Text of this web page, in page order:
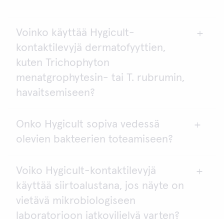
Voinko käyttää Hygicult-
kontaktilevyjä dermatofyyttien,
kuten Trichophyton
menatgrophytesin- tai T. rubrumin,
havaitsemiseen?
Dermatofyytit (Trichophyton, Epidermophyton
voivat aiheuttaa iho-, ihokarva- ja kynsi-infektioita.
ympäristöistä. Normaali terve iho ei kuitenkaan
infektoidu helposti. Dermatofyytit kasvavat
Hygicult Y&F -levyllä, mutta Y&F-levyä ei voi
käyttää niiden nimenomaiseen toteamiseen. Y&F
Onko Hygicult sopiva vedessä
olevien bakteerien toteamiseen?
Juomaveden laatu on testattava paikallisten lakien
ja säädösten mukaisesti. Kysy lisätietoja paikallisilta
elintarvikeviranomaisilta tai
ympäristölaboratorioilta.
Voiko Hygicult-kontaktilevyjä
käyttää siirtoalustana, jos näyte on
vietävä mikrobiologiseen
laboratorioon jatkoviljelyä varten?